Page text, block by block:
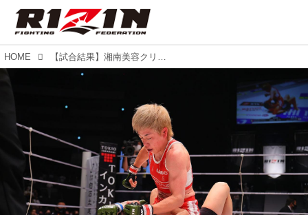
HOME 【試合結果】湘南美容クリニック presents RIZIN.37 第14試合／浜崎朱加 vs. ジェシカ・アギラー